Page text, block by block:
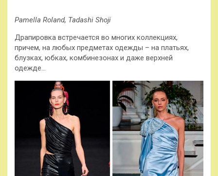
Pamella Roland, Tadashi Shoji
Драпировка встречается во многих коллекциях,
причем, на любых предметах одежды – на платьях,
блузках, юбках, комбинезонах и даже верхней
одежде…